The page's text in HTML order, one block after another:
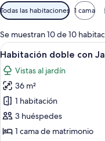
Filtros
disponibles
para
las
habitaciones
Todas las habitaciones 1 cama
Se muestran 10 de 10
Abrir
todas
las
fotos
de
Habitación
doble
11
Habitación doble con
Vistas al jardín
36 m²
1 habitación
3 huéspedes
1 cama de matrimonio